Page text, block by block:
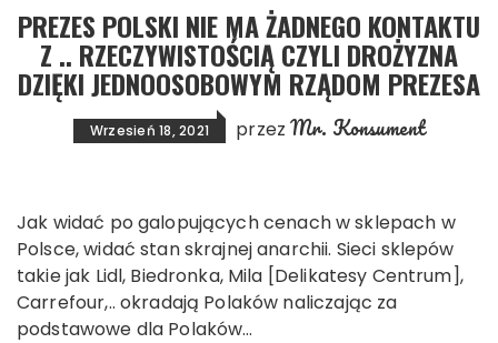
PREZES POLSKI NIE MA ŻADNEGO KONTAKTU
Z .. RZECZYWISTOŚCIĄ CZYLI DROŻYZNA
DZIĘKI JEDNOOSOBOWYM RZĄDOM PREZESA
Wrzesień 18, 2021 przezMr. Konsument
Jak widać po galopujących cenach w sklepach w
Polsce, widać stan skrajnej anarchii. Sieci sklepów
takie jak Lidl, Biedronka, Mila [Delikatesy Centrum],
Carrefour,.. okradają Polaków naliczając za
podstawowe dla Polaków…